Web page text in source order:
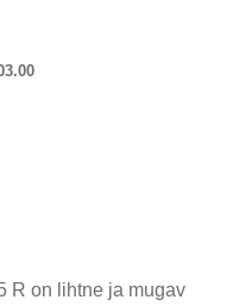
R on lihtne ja mugav